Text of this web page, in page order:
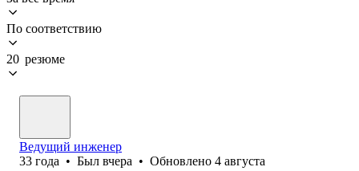
По соответствию
20 резюме
Ведущий инженер
33 года • Был вчера • Обновлено 4 августа